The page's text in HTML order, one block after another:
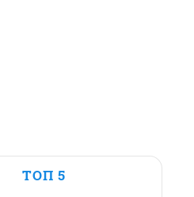
ТОП 5